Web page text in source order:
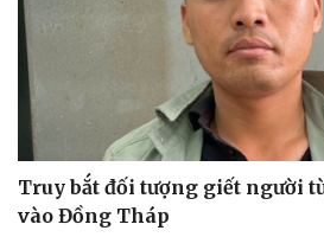
Truy bắt đối tượng giết người
vào Đồng Tháp